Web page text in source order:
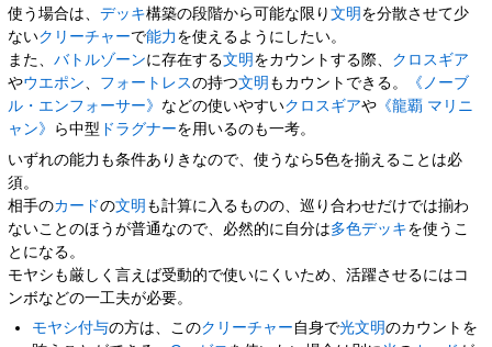
使う場合は、デッキ構築の段階から可能な限り文明 を分散させて少
ないクリーチャーで能力 を使えるようにしたい。
また、バトルゾーンに存在する文明 をカウントする際、 クロスギア
やウエポン フォートレスの持つ文明 もカウントできる。
《ノーブ
ル・エンフォーサー》 などの使いやすいクロスギアや 《龍覇 マリニ
ャン》
ら中型 ドラグナーを用いるのも一考。
いずれの能力も条件ありきなので、使うなら5色を揃えることは必
須。
相手のカードの文明 も計算に入るものの、巡り合わせだけでは揃わ
ないことのほうが普通なので、必然的に自分は多色デッキを使うこ
とになる。
モヤシも厳しく言えば受動的で使いにくいため、活躍させるにはコ
ンボなどの一工夫が必要。
モヤシ付与の方は、このクリーチャー 自身で光文明のカウントを